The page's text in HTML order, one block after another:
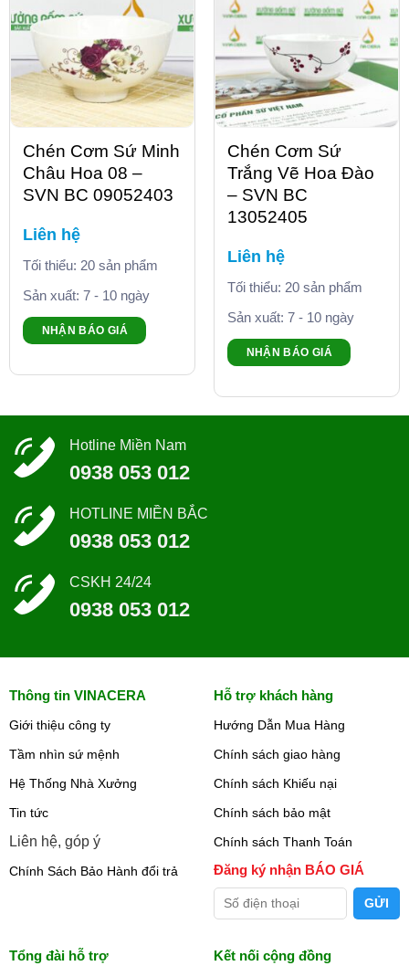
Chén Cơm Sứ Minh
Châu Hoa 08 –
SVN BC 09052403
Liên hệ
Tối thiểu: 20 sản phẩm
Sản xuất: 7 - 10 ngày
NHẬN BÁO GIÁ
Chén Cơm Sứ
Trắng Vẽ Hoa Đào
– SVN BC
13052405
Liên hệ
Tối thiểu: 20 sản phẩm
Sản xuất: 7 - 10 ngày
NHẬN BÁO GIÁ
Hotline Miền Nam
0938 053 012
HOTLINE MIỀN BẮC
0938 053 012
CSKH 24/24
0938 053 012
Thông tin VINACERA
Giới thiệu công ty
Tầm nhìn sứ mệnh
Hệ Thống Nhà Xưởng
Tin tức
Liên hệ, góp ý
Chính Sách Bảo Hành đổi trả
Hỗ trợ khách hàng
Hướng Dẫn Mua Hàng
Chính sách giao hàng
Chính sách Khiếu nại
Chính sách bảo mật
Chính sách Thanh Toán
Đăng ký nhận BÁO GIÁ
Tổng đài hỗ trợ
Kết nối cộng đồng